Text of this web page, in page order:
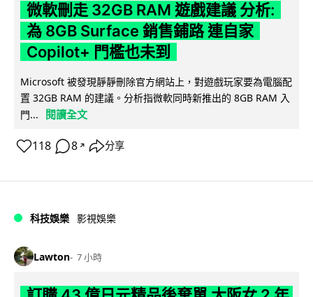
微軟刪走 32GB RAM 遊戲建議 分析:
為 8GB Surface 銷售鋪路 連自家
Copilot+ 門檻也未到
Microsoft 被發現靜靜刪除官方網站上，對遊戲玩家要為電腦配
置 32GB RAM 的建議。分析指微軟同時新推出的 8GB RAM 入
門...
閱讀全文
118 8 ↗ 分享
科技娛樂 影視娛樂
Lawton 7 小時